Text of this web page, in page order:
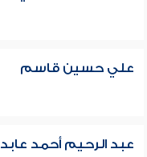
علي حسين قاسم
عبد الرحيم أحمد عابد